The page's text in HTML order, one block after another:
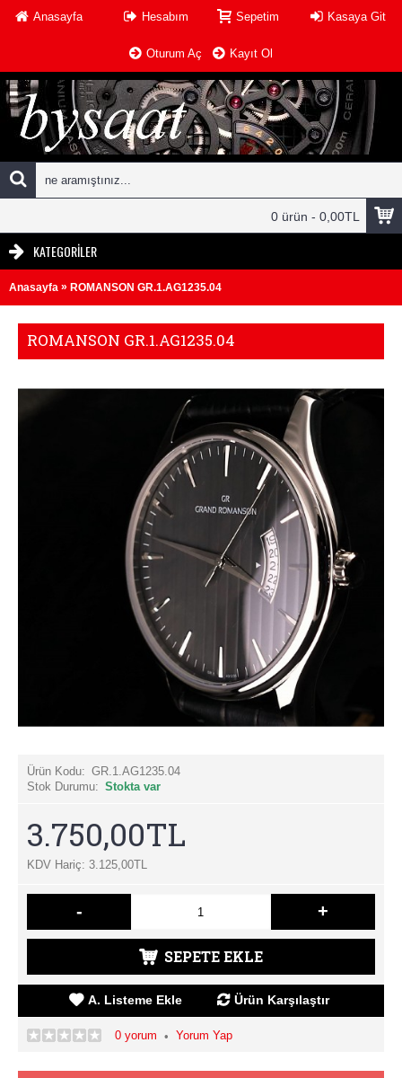
Anasayfa Hesabım Sepetim Kasaya Git
Oturum Aç Kayıt Ol
0 ürün - 0,00TL
KATEGORILER
Anasayfa » ROMANSON GR.1.AG1235.04
ROMANSON GR.1.AG1235.04
Ürün Kodu: GR.1.AG1235.04
Stok Durumu: Stokta var
3.750,00TL
KDV Hariç: 3.125,00TL
- +
SEPETE EKLE
A. Listeme Ekle Ürün Karşılaştır
0 yorum • Yorum Yap